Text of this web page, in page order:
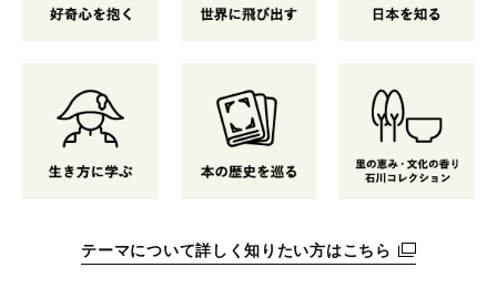
テーマについて詳しく知りたい方はこちら